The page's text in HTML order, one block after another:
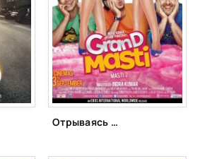
Отрываясь по полной 2 (2013)